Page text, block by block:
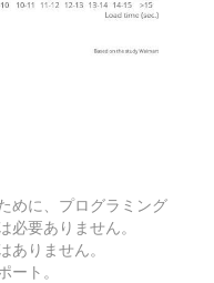
めに、プログラミング
要ありません。
ありません。
ト。